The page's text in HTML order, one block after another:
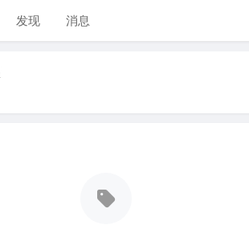
发现 消息